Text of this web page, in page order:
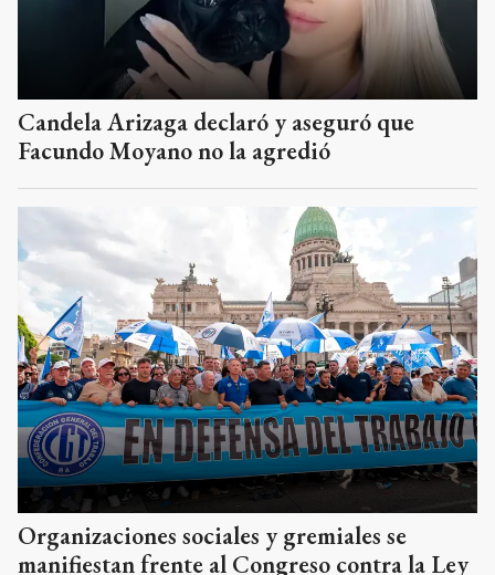
Candela Arizaga declaró y aseguró que
Facundo Moyano no la agredió
Organizaciones sociales y gremiales se
manifiestan frente al Congreso contra la Ley